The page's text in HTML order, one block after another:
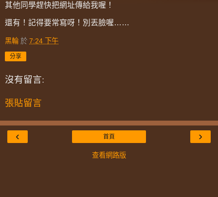
其他同學趕快把網址傳給我喔！
還有！記得要常寫呀！別丟臉喔……
黑輪 於 7:24 下午
分享
沒有留言:
張貼留言
‹ ›
首頁
查看網路版